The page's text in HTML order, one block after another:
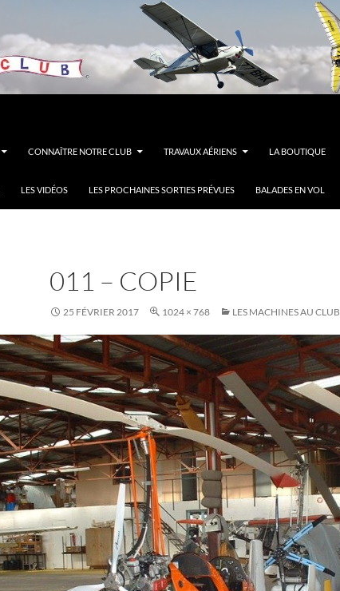
CONNAÎTRE NOTRE CLUB TRAVAUX AÉRIENS LA BOUTIQUE
LES VIDÉOS LES PROCHAINES SORTIES PRÉVUES BALADES EN VOL
011 – COPIE
25 FÉVRIER 2017 1024 × 768 LES MACHINES AU CLUB